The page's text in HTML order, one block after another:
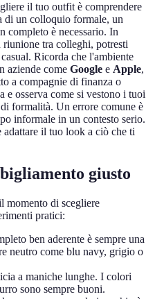
il tuo outfit è comprendere
di un colloquio formale, un
completo è necessario. In
tra colleghi, potresti
Ricorda che l'ambiente
aziende come Google e Apple,
a compagnie di finanza o
osserva come si vestono i tuoi
formalità. Un errore comune è
informale in un contesto serio.
il tuo look a ciò che ti
giusto
momento di scegliere
pratici:
ben aderente è sempre una
neutro come blu navy, grigio o
a maniche lunghe. I colori
sono sempre buoni.